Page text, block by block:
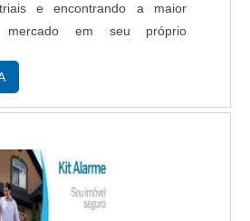
e encontrando a maior
mercado em seu próprio
CÂMERAS DE VIGILÂNCIASe
em leitor facial e fibra óptica,
da venda à entrega final,
qualidade.Sem perder o foco